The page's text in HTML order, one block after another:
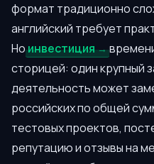
формат традиционно
английский требует
Ноинвестиция
сторицей: один крупный
деятельность может
российских по общей
тестовых проектов,
репутацию и отзывы на